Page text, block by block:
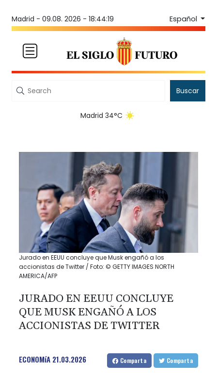
Madrid - 09.08. 2026 - 18:44:19 Español
Buscar
Madrid 34°C
Jurado en EEUU concluye que Musk engañó a los
accionistas de Twitter / Foto: © GETTY IMAGES NORTH
AMERICA/AFP
JURADO EN EEUU CONCLUYE
QUE MUSK ENGAÑÓ A LOS
ACCIONISTAS DE TWITTER
ECONOMíA 21.03.2026 Comparta Comparta